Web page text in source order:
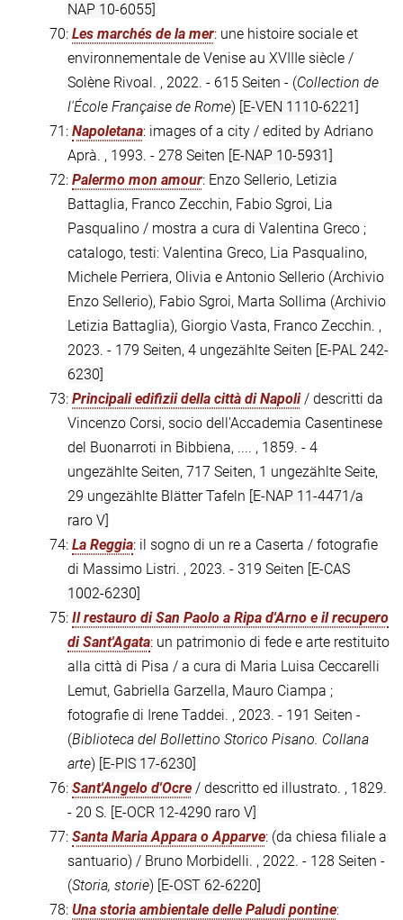
NAP 10-6055]
70: Les marchés de la mer: une histoire sociale et
environnementale de Venise au XVIIIe siècle /
Solène Rivoal. , 2022. - 615 Seiten - (Collection de
l'École Française de Rome) [E-VEN 1110-6221]
71: Napoletana: images of a city / edited by Adriano
Aprà. , 1993. - 278 Seiten [E-NAP 10-5931]
72: Palermo mon amour: Enzo Sellerio, Letizia
Battaglia, Franco Zecchin, Fabio Sgroi, Lia
Pasqualino / mostra a cura di Valentina Greco ;
catalogo, testi: Valentina Greco, Lia Pasqualino,
Michele Perriera, Olivia e Antonio Sellerio (Archivio
Enzo Sellerio), Fabio Sgroi, Marta Sollima (Archivio
Letizia Battaglia), Giorgio Vasta, Franco Zecchin. ,
2023. - 179 Seiten, 4 ungezählte Seiten [E-PAL 242-
6230]
73: Principali edifizii della città di Napoli/ descritti da
Vincenzo Corsi, socio dell'Accademia Casentinese
del Buonarroti in Bibbiena, .... , 1859. - 4
ungezählte Seiten, 717 Seiten, 1 ungezählte Seite,
29 ungezählte Blätter Tafeln [E-NAP 11-4471/a
raro V]
74: La Reggia: il sogno di un re a Caserta / fotografie
di Massimo Listri. , 2023. - 319 Seiten [E-CAS
1002-6230]
75: Il restauro di San Paolo a Ripa d'Arno e il recupero
di Sant'Agata: un patrimonio di fede e arte restituito
alla città di Pisa / a cura di Maria Luisa Ceccarelli
Lemut, Gabriella Garzella, Mauro Ciampa ;
fotografie di Irene Taddei. , 2023. - 191 Seiten -
(Biblioteca del Bollettino Storico Pisano. Collana
arte) [E-PIS 17-6230]
76: Sant'Angelo d'Ocre / descritto ed illustrato. , 1829.
- 20 S. [E-OCR 12-4290 raro V]
77: Santa Maria Appara o Apparve: (da chiesa filiale a
santuario) / Bruno Morbidelli. , 2022. - 128 Seiten -
(Storia, storie) [E-OST 62-6220]
78: Una storia ambientale delle Paludi pontine: